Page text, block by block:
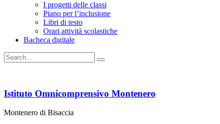
I progetti delle classi
Piano per l’inclusione
Libri di testo
Orari attività scolastiche
Bacheca digitale
Istituto Omnicomprensivo Montenero
Montenero di Bisaccia